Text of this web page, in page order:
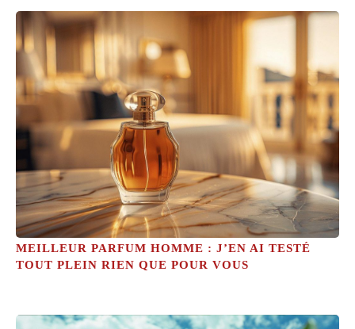
MEILLEUR PARFUM HOMME : J’EN AI TESTÉ
TOUT PLEIN RIEN QUE POUR VOUS